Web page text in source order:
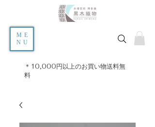
ME
NU
＊10,000円以上のお買い物送料無
料